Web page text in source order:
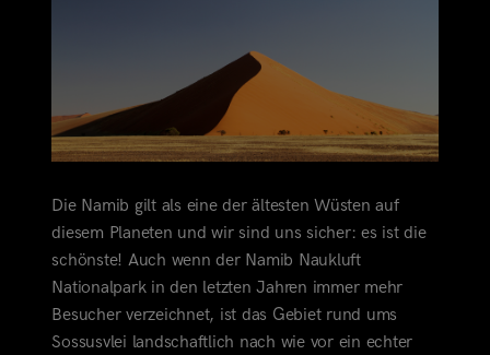
Die Namib gilt als eine der ältesten Wüsten auf
diesem Planeten und wir sind uns sicher: es ist die
schönste! Auch wenn der Namib Naukluft
Nationalpark in den letzten Jahren immer mehr
Besucher verzeichnet, ist das Gebiet rund ums
Sossusvlei landschaftlich nach wie vor ein echter